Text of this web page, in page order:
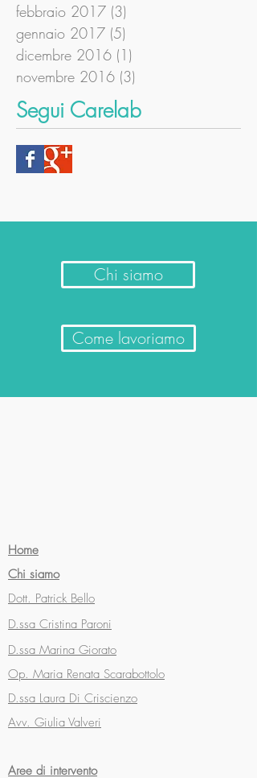
febbraio 2017 (3)
gennaio 2017 (5)
dicembre 2016 (1)
novembre 2016 (3)
Segui Carelab
Chi siamo
Come lavoriamo
Home
Chi siamo
Dott. Patrick Bello
D.ssa Cristina Paroni
D.ssa Marina Giorato
Op. Maria Renata Scarabottolo
D.ssa Laura Di Criscienzo
Avv. Giulia Valveri
Aree di intervento